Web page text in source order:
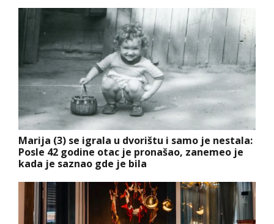
Marija (3) se igrala u dvorištu i samo je nestala:
Posle 42 godine otac je pronašao, zanemeo je
kada je saznao gde je bila